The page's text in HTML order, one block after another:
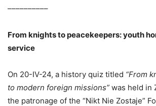
––––––––––
From knights to peacekeepers: youth
service
On 20-IV-24, a history quiz titled “From
to modern foreign missions” was held in
the patronage of the “Nikt Nie Zostaje”